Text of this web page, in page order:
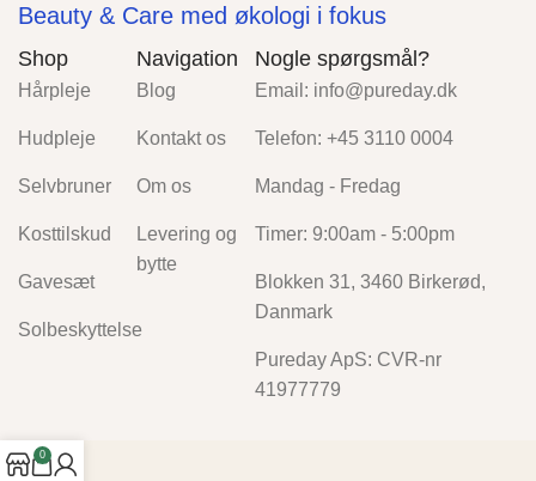
Beauty & Care med økologi i fokus
Shop
Hårpleje
Hudpleje
Selvbruner
Kosttilskud
Gavesæt
Solbeskyttelse
Navigation
Blog
Kontakt os
Om os
Levering og
bytte
Nogle spørgsmål?
Email: info@pureday.dk
Telefon: +45 3110 0004
Mandag - Fredag
Timer: 9:00am - 5:00pm
Blokken 31, 3460 Birkerød,
Danmark
Pureday ApS: CVR-nr
41977779
0